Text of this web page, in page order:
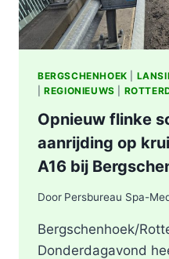
BERGSCHENHOEK
|REGIONIEUWS
Opnieuw flinke
aanrijding op
A16 bij
Door Persbureau Spa-
Bergschenhoek/
Donderdagavond